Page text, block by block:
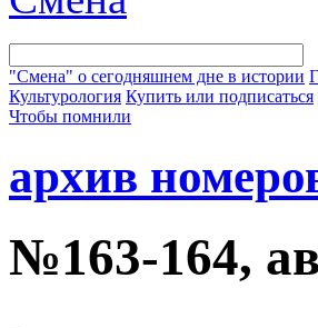
"Смена" о сегодняшнем дне в истории
Культурология Купить или подписаться
Чтобы помнили
архив
№163-164,